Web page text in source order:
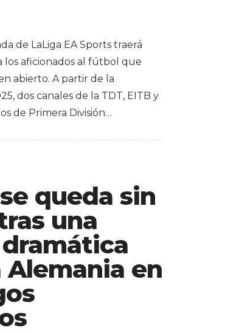
de LaLiga EA Sports traerá
los aficionados al fútbol que
abierto. A partir de la
dos canales de la TDT, EITB y
de Primera División…
queda sin
una
en